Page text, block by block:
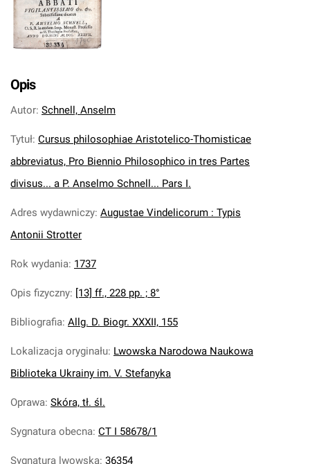
Opis
Autor: Schnell, Anselm
Tytuł: Cursus philosophiae Aristotelico-Thomisticae
abbreviatus, Pro Biennio Philosophico in tres Partes
divisus... a P. Anselmo Schnell... Pars I.
Adres wydawniczy: Augustae Vindelicorum : Typis
Antonii Strotter
Rok wydania: 1737
Opis fizyczny: [13] ff., 228 pp. ; 8°
Bibliografia: Allg. D. Biogr. XXXII, 155
Lokalizacja oryginału: Lwowska Narodowa Naukowa
Biblioteka Ukrainy im. V. Stefanyka
Oprawa: Skóra, tł. śl.
Sygnatura obecna: CT I 58678/1
Sygnatura lwowska: 36354